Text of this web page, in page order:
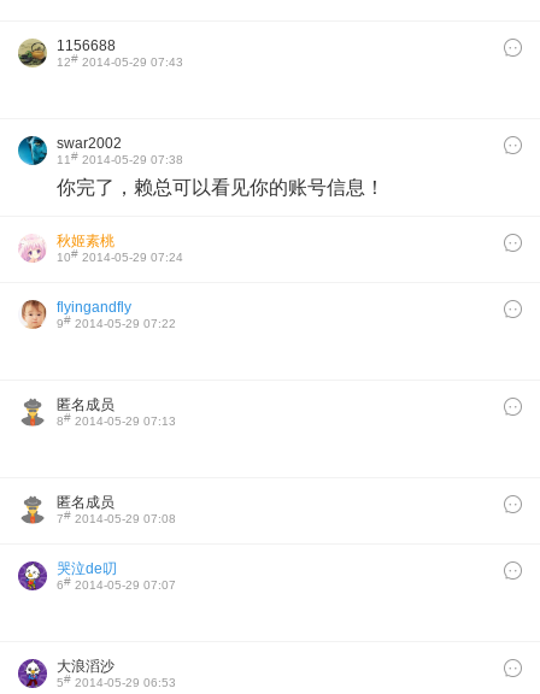
1156688
12# 2014-05-29 07:43
swar2002
11# 2014-05-29 07:38
你完了，赖总可以看见你的账号信息！
秋姬素桃
10# 2014-05-29 07:24
flyingandfly
9# 2014-05-29 07:22
匿名成员
8# 2014-05-29 07:13
匿名成员
7# 2014-05-29 07:08
哭泣de叨
6# 2014-05-29 07:07
大浪滔沙
5# 2014-05-29 06:53